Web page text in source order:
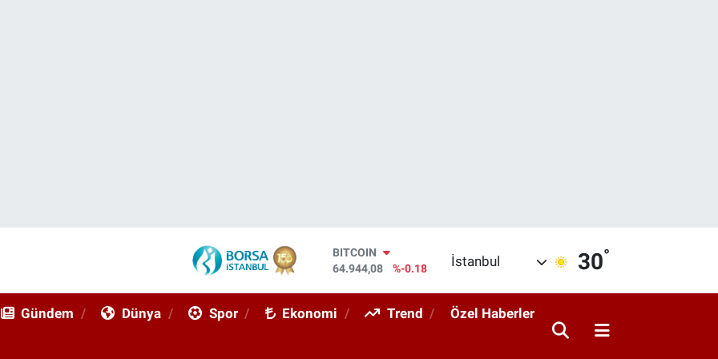
DOLAR
47,7436
%0.18
STERLİN
İstanbul 30°
Gündem Dünya Spor Ekonomi Trend Özel Haberler